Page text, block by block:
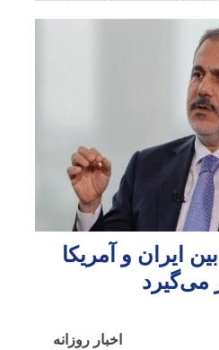
ایران و آمریکا
می‌گیرد
اخبار روزانه